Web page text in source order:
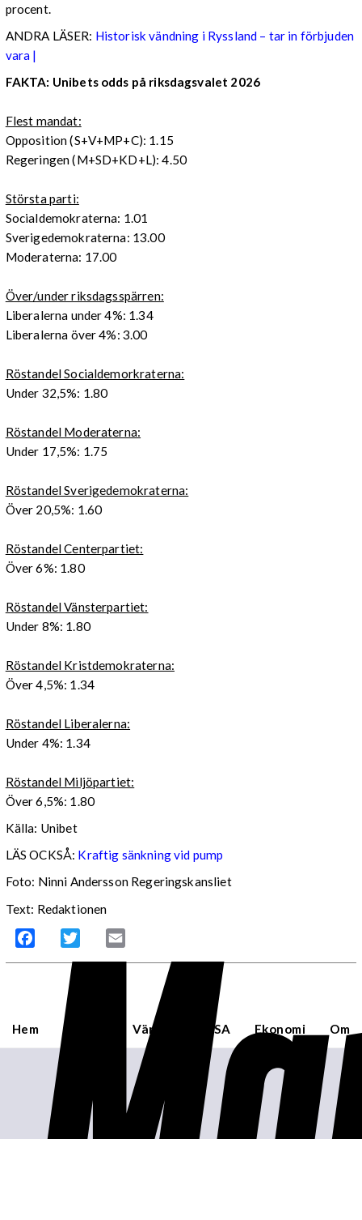
procent.
ANDRA LÄSER: Historisk vändning i Ryssland – tar in förbjuden
vara |
FAKTA: Unibets odds på riksdagsvalet 2026
Flest mandat:
Opposition (S+V+MP+C): 1.15
Regeringen (M+SD+KD+L): 4.50
Största parti:
Socialdemokraterna: 1.01
Sverigedemokraterna: 13.00
Moderaterna: 17.00
Över/under riksdagsspärren:
Liberalerna under 4%: 1.34
Liberalerna över 4%: 3.00
Röstandel Socialdemorkraterna:
Under 32,5%: 1.80
Röstandel Moderaterna:
Under 17,5%: 1.75
Röstandel Sverigedemokraterna:
Över 20,5%: 1.60
Röstandel Centerpartiet:
Över 6%: 1.80
Röstandel Vänsterpartiet:
Under 8%: 1.80
Röstandel Kristdemokraterna:
Över 4,5%: 1.34
Röstandel Liberalerna:
Under 4%: 1.34
Röstandel Miljöpartiet:
Över 6,5%: 1.80
Källa: Unibet
LÄS OCKSÅ: Kraftig sänkning vid pump
Foto: Ninni Andersson Regeringskansliet
Text: Redaktionen
Facebook Twitter
Hem Sverige Världen USA Ekonomi Om